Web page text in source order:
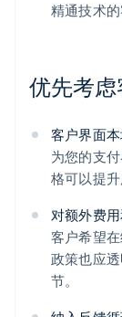
精通技术的
优先考
客户界面
为您的支
格可以提
对额外费
客户希望
政策也应
节。